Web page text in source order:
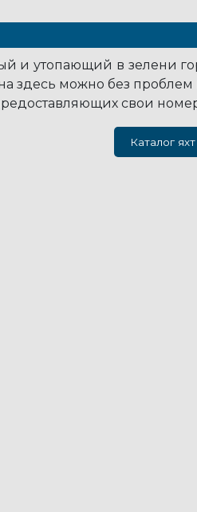
и утопающий в зелени
здесь можно без проблем
свои
Каталог